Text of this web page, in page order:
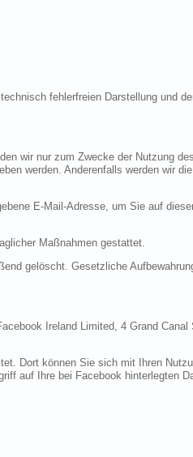
fehlerfreien Darstellung und
wir nur zum Zwecke der Nutzung
werden. Anderenfalls werden wir
E-Mail-Adresse, um Sie auf
Maßnahmen gestattet.
gelöscht. Gesetzliche
Ireland Limited, 4 Grand Canal
Dort können Sie sich mit Ihren
auf Ihre bei Facebook hinterlegten